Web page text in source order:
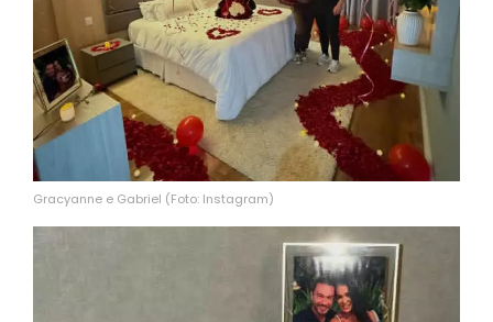
Gracyanne e Gabriel (Foto: Instagram)